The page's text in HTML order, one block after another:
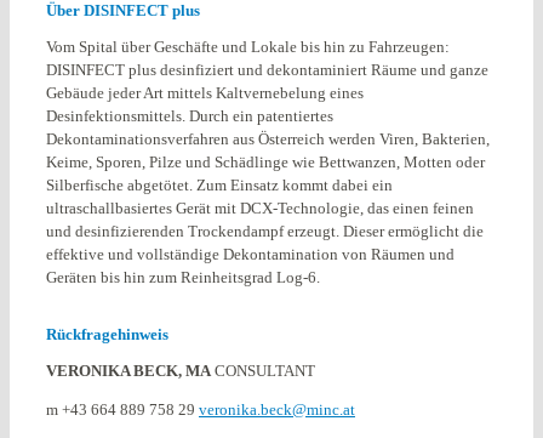
Über DISINFECT plus
Vom Spital über Geschäfte und Lokale bis hin zu Fahrzeugen:
DISINFECT plus desinfiziert und dekontaminiert Räume und ganze
Gebäude jeder Art mittels Kaltvernebelung eines
Desinfektionsmittels. Durch ein patentiertes
Dekontaminationsverfahren aus Österreich werden Viren, Bakterien,
Keime, Sporen, Pilze und Schädlinge wie Bettwanzen, Motten oder
Silberfische abgetötet. Zum Einsatz kommt dabei ein
ultraschallbasiertes Gerät mit DCX-Technologie, das einen feinen
und desinfizierenden Trockendampf erzeugt. Dieser ermöglicht die
effektive und vollständige Dekontamination von Räumen und
Geräten bis hin zum Reinheitsgrad Log-6.
Rückfragehinweis
VERONIKA BECK, MACONSULTANT
m +43 664 889 758 29 veronika.beck@minc.at